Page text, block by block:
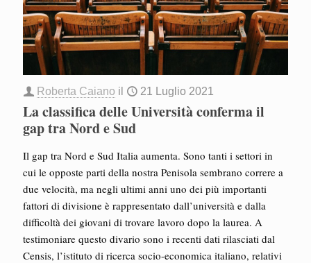
Roberta Caiano il 21 Luglio 2021
La classifica delle Università conferma il
gap tra Nord e Sud
Il gap tra Nord e Sud Italia aumenta. Sono tanti i settori in
cui le opposte parti della nostra Penisola sembrano correre a
due velocità, ma negli ultimi anni uno dei più importanti
fattori di divisione è rappresentato dall’università e dalla
difficoltà dei giovani di trovare lavoro dopo la laurea. A
testimoniare questo divario sono i recenti dati rilasciati dal
Censis, l’istituto di ricerca socio-economica italiano, relativi